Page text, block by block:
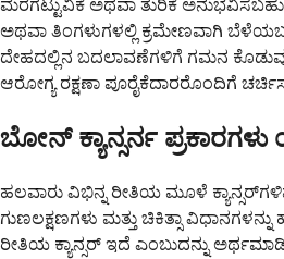
ಮರಗಟ್ಟುವಿಕೆ ಅಥವಾ ತುರಿಕೆ
ಅಥವಾ ತಿಂಗಳುಗಳಲ್ಲಿ ಕ್ರಮೇಣವಾಗಿ
ದೇಹದಲ್ಲಿನ ಬದಲಾವಣೆಗಳಿಗೆ ಗಮನ
ಆರೋಗ್ಯ ರಕ್ಷಣಾ ಪೂರೈಕೆದಾರರೊಂದಿಗೆ
ಬೋನ್ ಕ್ಯಾನ್ಸರ್ನ ಪ್ರಕಾರಗಳು
ಹಲವಾರು ವಿಭಿನ್ನ ರೀತಿಯ ಮೂಳೆ
ಗುಣಲಕ್ಷಣಗಳು ಮತ್ತು ಚಿಕಿತ್ಸಾ
ರೀತಿಯ ಕ್ಯಾನ್ಸರ್ ಇದೆ ಎಂಬುದನ್ನು